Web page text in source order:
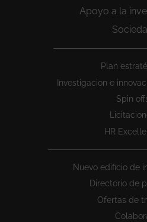
Apoyo a la
Plan
Investigacion e
Spin
HR
Nuevo edificio de
Directorio de
Ofertas de